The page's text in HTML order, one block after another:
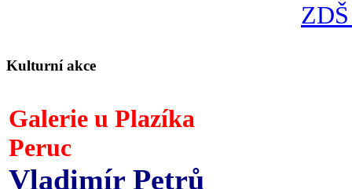
Kulturní akce
Galerie u Plazíka
Peruc
Vladimír Petrů